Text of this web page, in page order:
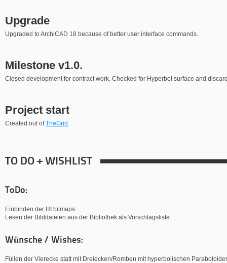
Upgrade
Upgraded to ArchiCAD 18 because of better user interface commands.
Milestone v1.0.
Closed development for contract work. Checked for Hyperbol surface and
Project start
Created out ofTheGrid .
TO DO + WISHLIST
ToDo:
Einbinden der UI bitmaps.
Lesen der Bilddateien aus der Bibliothek als Vorschlagsliste.
Wünsche / Wishes:
Füllen der Vierecke statt mit Dreiecken/Romben mit hyperbolischen